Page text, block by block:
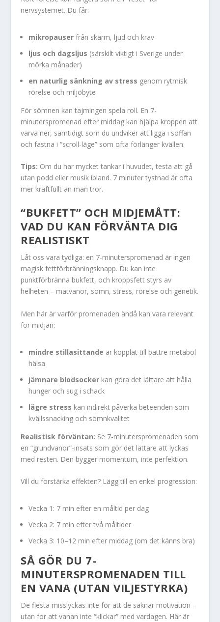
nervsystemet. Du får:
mikropauser från skärm, ljud och krav
ljus och dagsljus (särskilt viktigt i Sverige under
mörka månader)
en naturlig sänkning av stress genom rytmisk
rörelse och miljöbyte
För sömnen kan tajmingen spela roll. En 7-
minuterspromenad efter middag kan hjälpa kroppen att
varva ner, samtidigt som du undviker att ligga i soffan
och fastna i “scroll-läge” som ofta förlänger kvällen.
Tips: Om du har mycket tankar i huvudet, testa att gå
utan podd eller musik ibland. 7 minuter tystnad är ofta
mer kraftfullt än man tror.
“BUKFETT” OCH MIDJEMÅTT:
VAD DU KAN FÖRVÄNTA DIG
REALISTISKT
Låt oss vara tydliga: en 7-minuterspromenad är ingen
magisk fettförbränningsknapp. Du kan inte
punktförbränna bukfett, och kroppsfett styrs av
helheten – matvanor, sömn, stress, rörelse och genetik.
Men här är varför promenaden ändå kan vara relevant
för midjan:
mindre stillasittande är kopplat till bättre metabol
hälsa
jämnare blodsocker kan göra det lättare att hålla
hunger och sug i schack
lägre stress kan indirekt påverka beteenden som
kvällssnacking och sömnkvalitet
Realistisk förväntan: Se 7-minuterspromenaden som
en “grundvanor”-insats som gör det lättare att lyckas
med resten. Den bygger momentum, inte perfektion.
Vill du förstärka effekten? Lägg till en enkel progression:
Vecka 1: 7 min efter en måltid per dag
Vecka 2: 7 min efter två måltider
Vecka 3: 10–12 min efter middag (om det känns bra)
SÅ GÖR DU 7-
MINUTERSPROMENADEN TILL
EN VANA (UTAN VILJESTYRKA)
De flesta misslyckas inte för att de saknar motivation –
utan för att vanan inte “klickar” med vardagen. Här är